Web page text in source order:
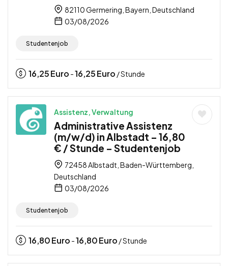
82110 Germering, Bayern, Deutschland
03/08/2026
Studentenjob
16,25Euro -16,25Euro / Stunde
Assistenz, Verwaltung
Administrative Assistenz
(m/w/d) in Albstadt – 16,80
€ / Stunde – Studentenjob
72458 Albstadt, Baden-Württemberg,
Deutschland
03/08/2026
Studentenjob
16,80Euro -16,80Euro / Stunde